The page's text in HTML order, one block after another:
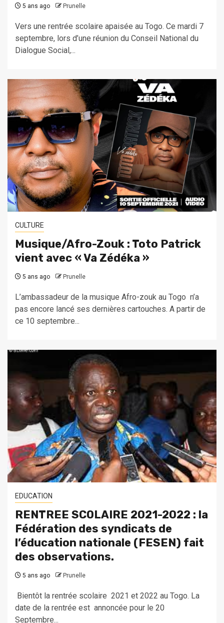
5 ans ago Prunelle
Vers une rentrée scolaire apaisée au Togo. Ce mardi 7
septembre, lors d’une réunion du Conseil National du
Dialogue Social,...
CULTURE
Musique/Afro-Zouk : Toto Patrick
vient avec « Va Zédéka »
5 ans ago Prunelle
L’ambassadeur de la musique Afro-zouk au Togo n’a
pas encore lancé ses dernières cartouches. A partir de
ce 10 septembre...
EDUCATION
RENTREE SCOLAIRE 2021-2022 : la
Fédération des syndicats de
l’éducation nationale (FESEN) fait
des observations.
5 ans ago Prunelle
Bientôt la rentrée scolaire 2021 et 2022 au Togo. La
date de la rentrée est annoncée pour le 20
Septembre...